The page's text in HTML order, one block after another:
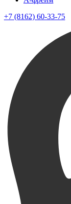
+7 (8162) 60-33-75